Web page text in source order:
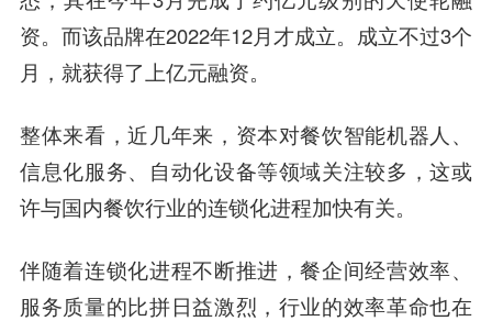
资。而该品牌在2022年12月才成立。成立不过3个
月，就获得了上亿元融资。
整体来看，近几年来，资本对餐饮智能机器人、
信息化服务、自动化设备等领域关注较多，这或
许与国内餐饮行业的连锁化进程加快有关。
伴随着连锁化进程不断推进，餐企间经营效率、
服务质量的比拼日益激烈，行业的效率革命也在